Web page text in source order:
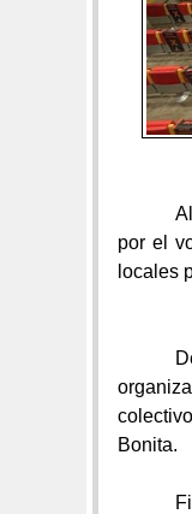
por el
locales
Bonita.